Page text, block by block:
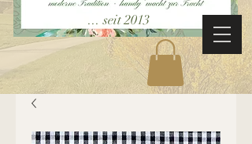
... seit 2013